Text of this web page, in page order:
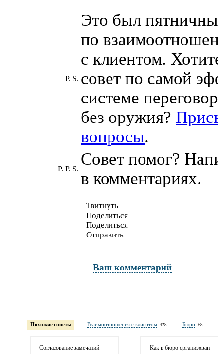
P. S.
Это был
по
с клиентом.
совет по самой
системе
без оружия?
вопросы.
P. P. S.
Совет помог?
в комментариях.
Твитнуть
Поделиться
Поделиться
Отправить
Ваш комментарий
обязательны полностью для публикации
Электронная
Похожие советы Взаимоотношения с клиентом 428 Бюро 68
Согласование замечаний
Как в бюро организован